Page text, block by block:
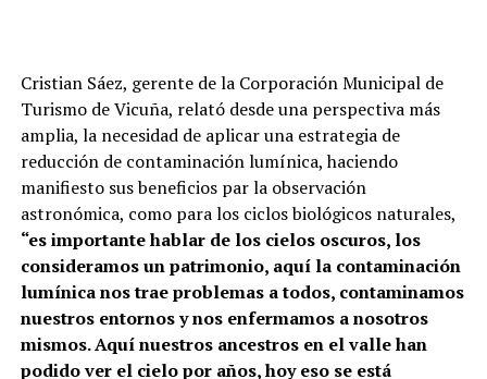
Cristian Sáez, gerente de la Corporación Municipal de
Turismo de Vicuña, relató desde una perspectiva más
amplia, la necesidad de aplicar una estrategia de
reducción de contaminación lumínica, haciendo
manifiesto sus beneficios par la observación
astronómica, como para los ciclos biológicos naturales,
“es importante hablar de los cielos oscuros, los
consideramos un patrimonio, aquí la contaminación
lumínica nos trae problemas a todos, contaminamos
nuestros entornos y nos enfermamos a nosotros
mismos. Aquí nuestros ancestros en el valle han
podido ver el cielo por años, hoy eso se está